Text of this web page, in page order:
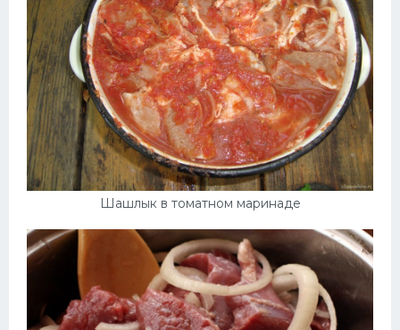
Шашлык в томатном маринаде